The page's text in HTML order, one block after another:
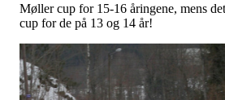
Møller cup for 15-16 åringene, mens
cup for de på 13 og 14 år!